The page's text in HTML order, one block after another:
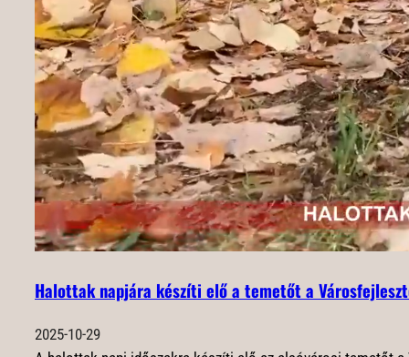
Halottak napjára készíti elő a temetőt a
2025-10-29